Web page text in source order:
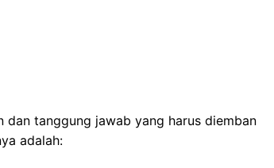
dan tanggung jawab yang harus diemban
adalah: